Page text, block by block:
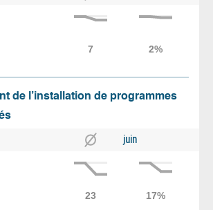
de l’installation de programmes
juin